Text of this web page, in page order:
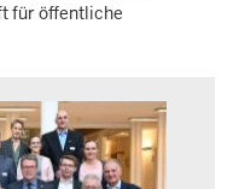
für öffentliche